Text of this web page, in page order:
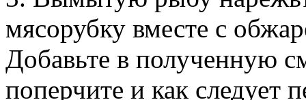
мясорубку вместе с
Добавьте в полученную
поперчите и как следует